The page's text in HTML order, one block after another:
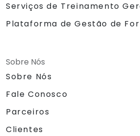
Serviços de Treinamento
Plataforma de Gestão de
Sobre Nós
Sobre Nós
Fale Conosco
Parceiros
Clientes